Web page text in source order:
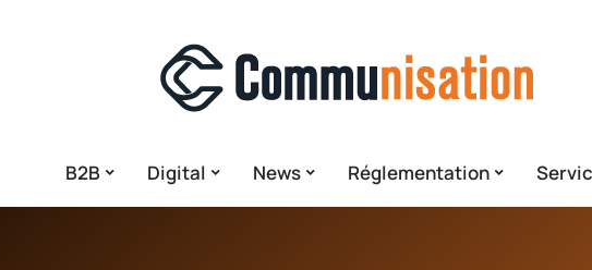
B2B Digital News Réglementation